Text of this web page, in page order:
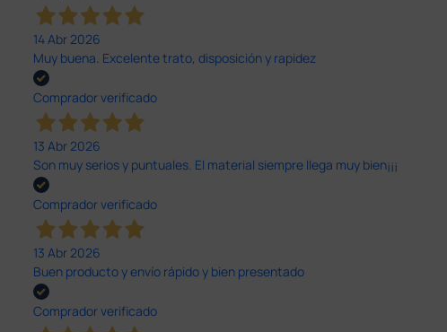
14 Abr 2026
Muy buena. Excelente trato, disposición y rapidez
Comprador verificado
13 Abr 2026
Son muy serios y puntuales. El material siempre llega muy bien¡¡¡
Comprador verificado
13 Abr 2026
Buen producto y envío rápido y bien presentado
Comprador verificado